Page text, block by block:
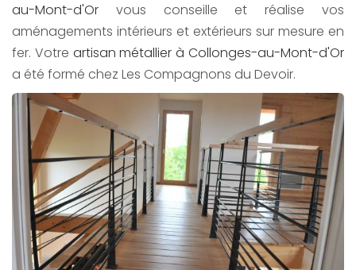
au-Mont-d'Or vous conseille et réalise vos
aménagements intérieurs et extérieurs sur mesure en
fer. Votre artisan métallier à Collonges-au-Mont-d'Or
a été formé chez Les Compagnons du Devoir.